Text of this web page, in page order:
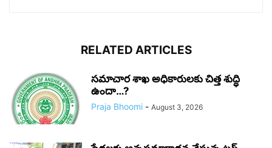
RELATED ARTICLES
సమాచార శాఖ అధికారులకు చిత్త శుద్ధి
ఉందా…?
Praja Bhoomi - August 3, 2026